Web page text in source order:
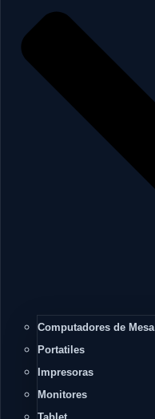
Computadores de Mesa
Portatiles
Impresoras
Monitores